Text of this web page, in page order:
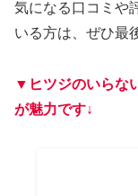
気になる口コミや
いる方は、ぜひ最
▼ヒツジのいらな
が魅力です↓